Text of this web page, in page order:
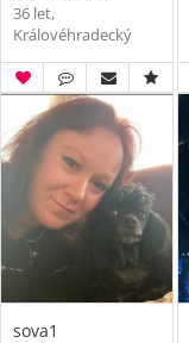
36 let,
Královéhradecký
sova1